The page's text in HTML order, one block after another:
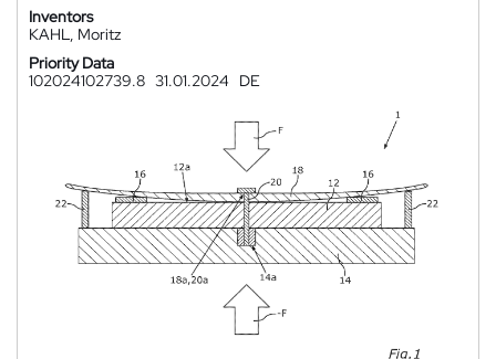
Inventors
KAHL, Moritz
Priority Data
102024102739.8 31.01.2024 DE